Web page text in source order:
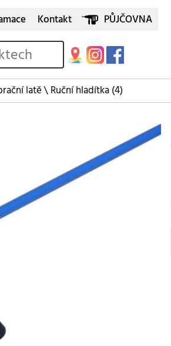
Kontakt PŮJČOVNA
latě\Ruční hladítka(4)